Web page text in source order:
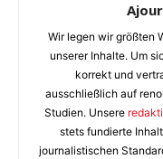
Wir legen wir größten
unserer Inhalte. Um
korrekt und
ausschließlich auf
Studien. Unsere
stets fundierte
journalistischen